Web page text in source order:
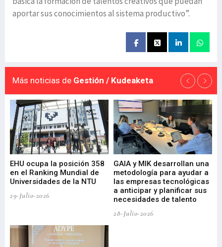
aportar sus conocimientos al sistema productivo”.
Más noticias de Gestión / Kudeaketa
EHU ocupa la posición 358
en el Ranking Mundial de
Universidades de la NTU
29-Julio-2026
GAIA y MIK desarrollan una
metodología para ayudar a
las empresas tecnológicas
a anticipar y planificar sus
necesidades de talento
28-Julio-2026